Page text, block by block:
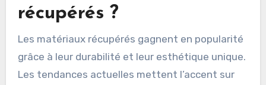
récupérés ?
Les matériaux récupérés gagnent en popularité
grâce à leur durabilité et leur esthétique unique.
Les tendances actuelles mettent l’accent sur